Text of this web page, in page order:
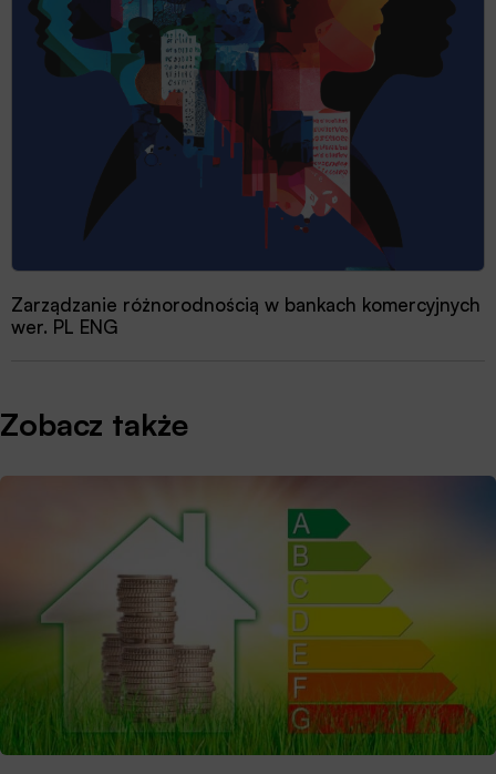
Zarządzanie różnorodnością w bankach komercyjnych
wer. PL ENG
Zobacz także